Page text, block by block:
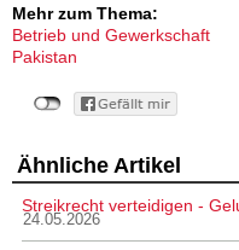
Mehr zum Thema:
Betrieb und Gewerkschaft
Pakistan
Ähnliche Artikel
Streikrecht verteidigen -
24.05.2026